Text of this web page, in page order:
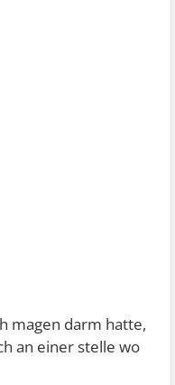
magen darm hatte,
an einer stelle wo